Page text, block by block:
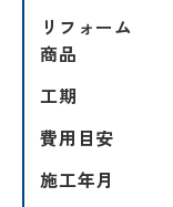
リフォーム
商品
工期
費用目安
施工年月